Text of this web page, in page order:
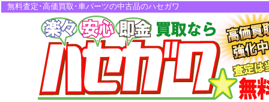
無料査定･高価買取･車パーツの中古品のハセガワ